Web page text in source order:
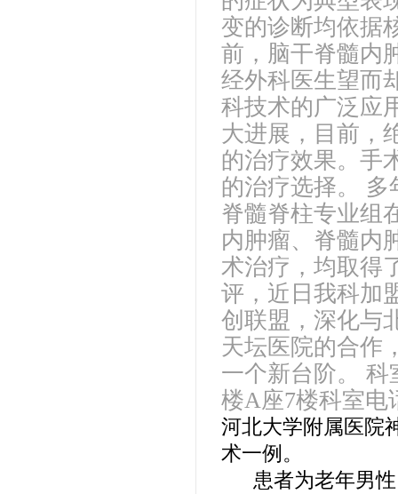
变的诊断均依据
前，脑干脊髓内
经外科医生望而
科技术的广泛应
大进展，目前，
的治疗效果。手
的治疗选择。
脊髓脊柱专业组
内肿瘤、脊髓内
术治疗，均取得
评，近日我科加
创联盟，深化与
天坛医院的合作
一个新台阶。 科
楼A座7楼科室电
河北大学附属医院
术一例。
患者为老年男